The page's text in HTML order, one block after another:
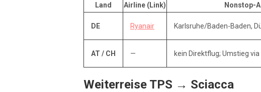
Land Airline (Link) Nonstop-
DE Ryanair Karlsruhe/Baden-Baden,
AT / CH — kein Direktflug; Umstieg
Weiterreise TPS → Sciacca